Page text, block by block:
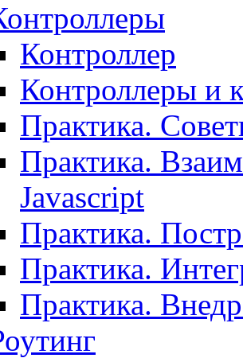
Контроллер
Контроллеры и
Практика.
Практика.
Javascript
Практика.
Практика.
Практика.